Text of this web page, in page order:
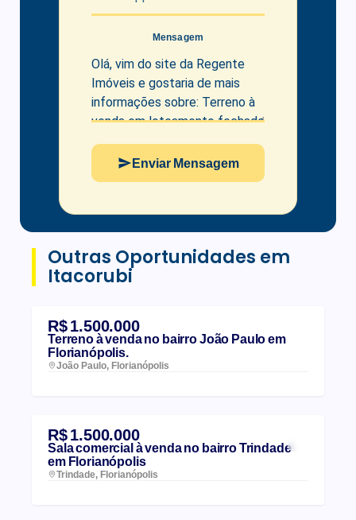
Mensagem
Enviar Mensagem
Outras Oportunidades em
Itacorubi
R$ 1.500.000
Terreno à venda no bairro João Paulo em
Florianópolis.
João Paulo, Florianópolis
R$ 1.500.000
Sala comercial à venda no bairro Trindade
em Florianópolis
Trindade, Florianópolis